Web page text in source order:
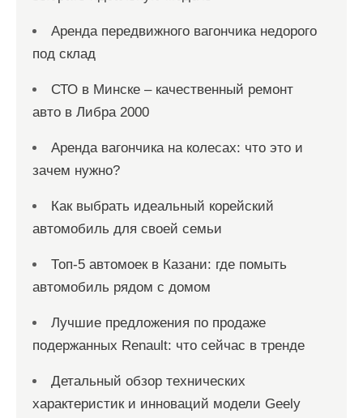
Аренда передвижного вагончика недорого
под склад
СТО в Минске – качественный ремонт
авто в Либра 2000
Аренда вагончика на колесах: что это и
зачем нужно?
Как выбрать идеальный корейский
автомобиль для своей семьи
Топ-5 автомоек в Казани: где помыть
автомобиль рядом с домом
Лучшие предложения по продаже
подержанных Renault: что сейчас в тренде
Детальный обзор технических
характеристик и инноваций модели Geely